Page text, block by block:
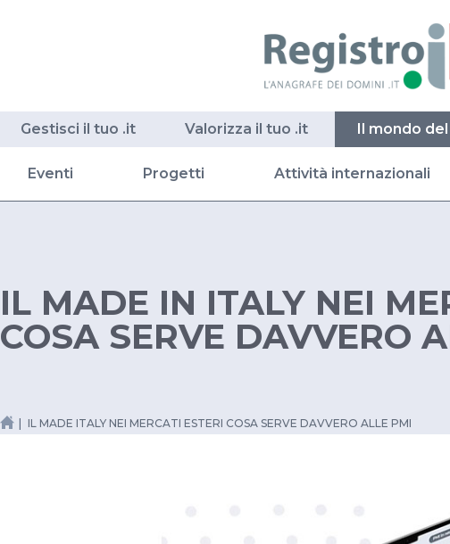
Gestisci il tuo .it Valorizza il tuo .it Il mondo
Eventi Progetti Attività internazionali
IL MADE IN ITALY NEI
COSA SERVE DAVVERO
IL MADE ITALY NEI MERCATI ESTERI COSA SERVE DAVVERO ALLE PMI